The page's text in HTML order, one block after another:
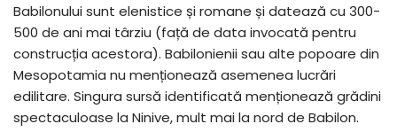
Babilonului sunt elenistice și romane și datează cu 300-
500 de ani mai târziu (față de data invocată pentru
construcția acestora). Babilonienii sau alte popoare din
Mesopotamia nu menționează asemenea lucrări
edilitare. Singura sursă identificată menționează grădini
spectaculoase la Ninive, mult mai la nord de Babilon.